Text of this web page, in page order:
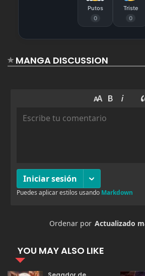
57
210
206 agosto 19, 2025 52
Putos
0
Triste
0
MANGA DISCUSSION
YOU MAY ALSO LIKE